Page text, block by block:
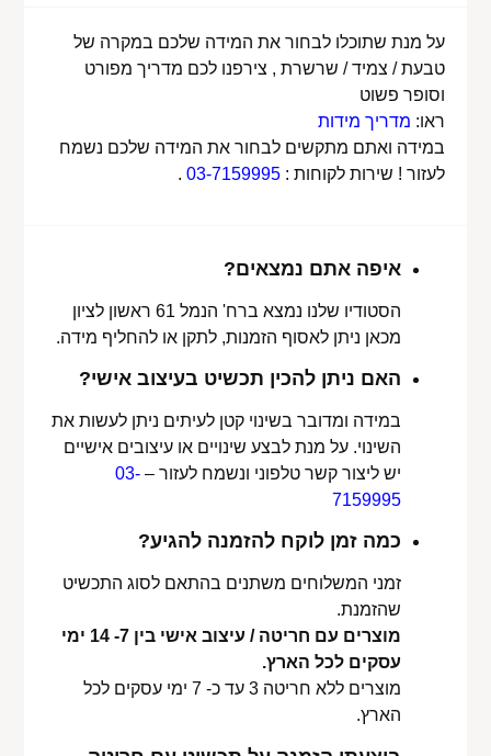
על מנת שתוכלו לבחור את המידה שלכם במקרה של
טבעת / צמיד / שרשרת , צירפנו לכם מדריך מפורט
וסופר פשוט
ראו: מדריך מידות
במידה ואתם מתקשים לבחור את המידה שלכם נשמח
לעזור ! שירות לקוחות :03-7159995
.
איפה אתם נמצאים?
הסטודיו שלנו נמצא ברח' הנמל 61 ראשון לציון
מכאן ניתן לאסוף הזמנות, לתקן או להחליף מידה.
האם ניתן להכין תכשיט בעיצוב אישי?
במידה ומדובר בשינוי קטן לעיתים ניתן לעשות את
השינוי. על מנת לבצע שינויים או עיצובים אישיים
יש ליצור קשר טלפוני ונשמח לעזור –03-
7159995
כמה זמן לוקח להזמנה להגיע?
זמני המשלוחים משתנים בהתאם לסוג התכשיט
שהזמנת.
מוצרים עם חריטה / עיצוב אישי בין 7- 14 ימי
עסקים לכל הארץ.
מוצרים ללא חריטה 3 עד כ- 7 ימי עסקים לכל
הארץ.